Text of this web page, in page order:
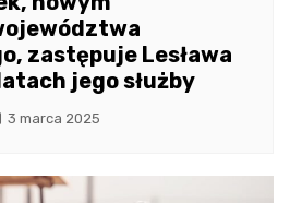
zastępuje Lesława
jego służby
3 marca 2025